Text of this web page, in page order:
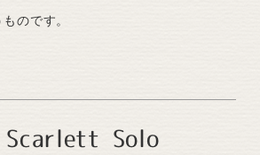
のです。
Scarlett Solo